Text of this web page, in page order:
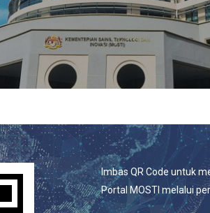
Imbas QR Code untuk
Portal MOSTI melalui